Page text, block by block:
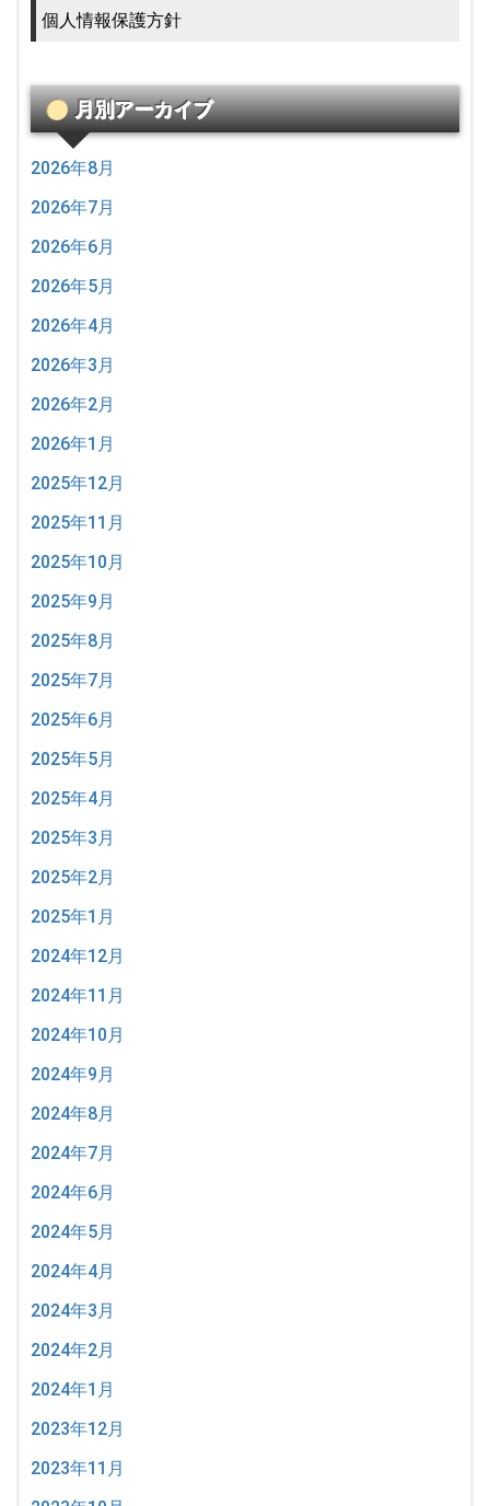
個人情報保護方針
月別アーカイブ
2026年8月
2026年7月
2026年6月
2026年5月
2026年4月
2026年3月
2026年2月
2026年1月
2025年12月
2025年11月
2025年10月
2025年9月
2025年8月
2025年7月
2025年6月
2025年5月
2025年4月
2025年3月
2025年2月
2025年1月
2024年12月
2024年11月
2024年10月
2024年9月
2024年8月
2024年7月
2024年6月
2024年5月
2024年4月
2024年3月
2024年2月
2024年1月
2023年12月
2023年11月